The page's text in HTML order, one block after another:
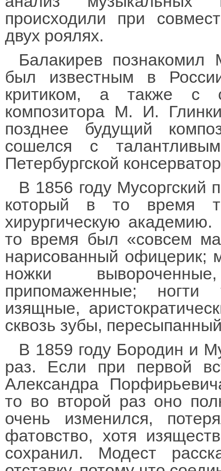
происходили при
двух роялях.
Балакирев
был известным в
критиком, а также с
композитора М. И.
позднее будущий
сошелся с
Петербургской
В 1856 году
который в то время
хирургическую
то время был «совсем
нарисованный офицерик;
ножки
припомаженные;
изящные,
сквозь зубы,
В 1859 году Бородин и
раз. Если при первой
Александра
то во второй раз оно
очень изменился,
фатовство, хотя
сохранил. Модест